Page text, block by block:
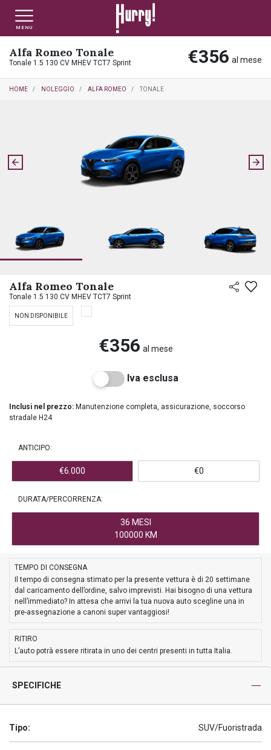
MENU
Alfa Romeo Tonale
Tonale 1.5 130 CV MHEV TCT7 Sprint €356 al mese
HOME NOLEGGIO ALFA ROMEO TONALE
Alfa Romeo Tonale
Tonale 1.5 130 CV MHEV TCT7 Sprint
NON DISPONIBILE
€356 al mese
Iva esclusa
Inclusi nel prezzo: Manutenzione completa, assicurazione, soccorso
stradale H24
ANTICIPO:
€6.000 €0
DURATA/PERCORRENZA:
36 MESI
100000 KM
TEMPO DI CONSEGNA
Il tempo di consegna stimato per la presente vettura è di 20 settimane
dal caricamento dell’ordine, salvo imprevisti. Hai bisogno di una vettura
nell’immediato? In attesa che arrivi la tua nuova auto scegline una in
pre-assegnazione a canoni super vantaggiosi!
RITIRO
L’auto potrà essere ritirata in uno dei centri presenti in tutta Italia.
SPECIFICHE
Tipo: SUV/Fuoristrada
NLT PRIVATI
NLT USATO PRIVATI
NLT NUOVO
VALUTA E VENDI